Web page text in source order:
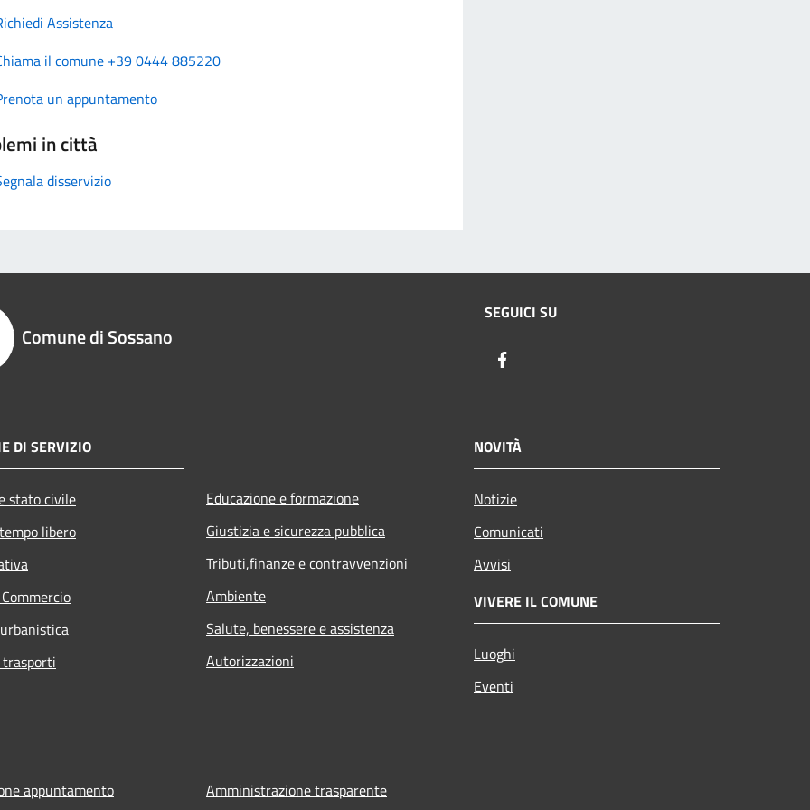
Assistenza
il comune +39 0444 885220
un appuntamento
in città
disservizio
Comune di Sossano
SEGUICI SU
DI SERVIZIO
stato civile
libero
Educazione e formazione
Giustizia e sicurezza pubblica
Tributi,finanze e contravvenzioni
Ambiente
Salute, benessere e assistenza
Autorizzazioni
NOVITÀ
Notizie
Comunicati
Avvisi
VIVERE IL COMUNE
Luoghi
Eventi
appuntamento Amministrazione trasparente